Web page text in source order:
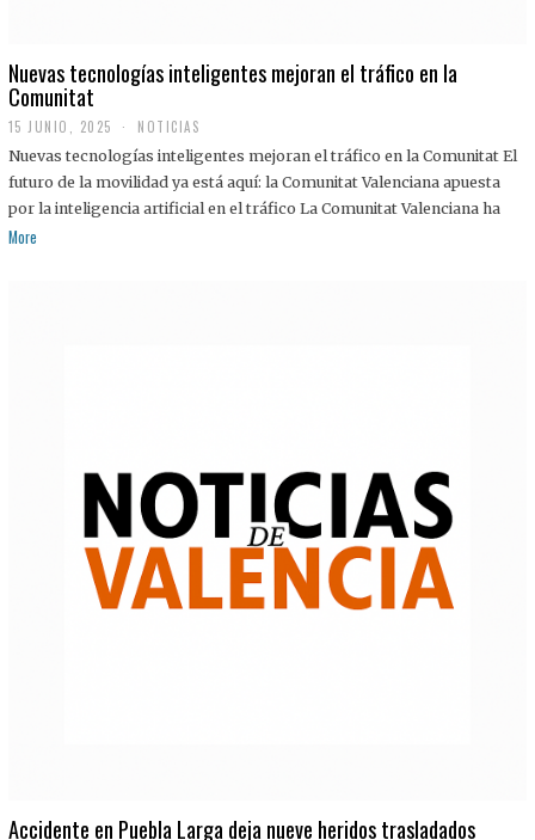
Nuevas tecnologías inteligentes mejoran el tráfico en la
Comunitat
15 JUNIO, 2025 NOTICIAS
Nuevas tecnologías inteligentes mejoran el tráfico en la Comunitat El
futuro de la movilidad ya está aquí: la Comunitat Valenciana apuesta
por la inteligencia artificial en el tráfico La Comunitat Valenciana ha
More
Accidente en Puebla Larga deja nueve heridos trasladados